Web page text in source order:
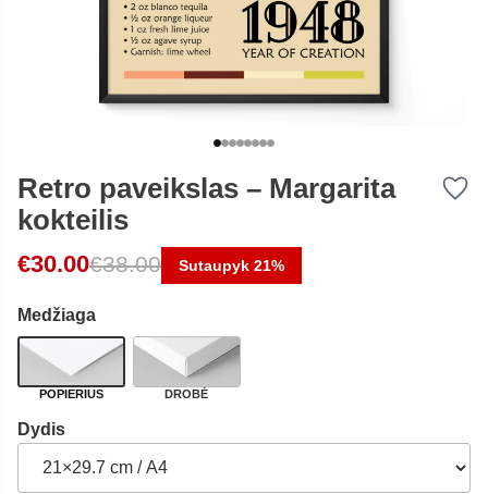
Retro paveikslas – Margarita
kokteilis
€30.00€38.00
Original price was: €38.00.
Current price is: €30.00.
Sutaupyk 21%
Medžiaga
POPIERIUS DROBĖ
Dydis